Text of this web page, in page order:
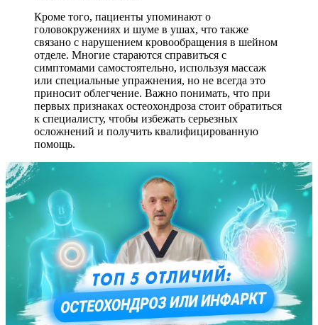
Кроме того, пациенты упоминают о
головокружениях и шуме в ушах, что также
связано с нарушением кровообращения в шейном
отделе. Многие стараются справиться с
симптомами самостоятельно, используя массаж
или специальные упражнения, но не всегда это
приносит облегчение. Важно понимать, что при
первых признаках остеохондроза стоит обратиться
к специалисту, чтобы избежать серьезных
осложнений и получить квалифицированную
помощь.